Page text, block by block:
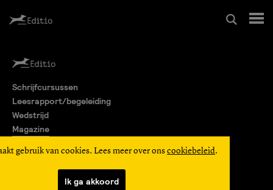
Leesrapport/begeleiding
Wedstrijd
gebruik van cookies. Lees meer over ons cookiebeleid.
Ik ga akkoord
Schrijfcursussen
Leesrapport/begeleiding
Wedstrijd
Magazine